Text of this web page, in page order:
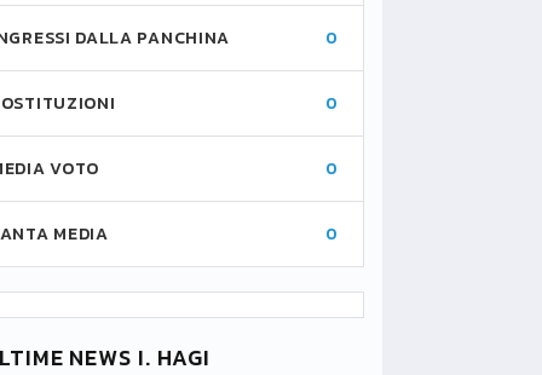
DALLA PANCHINA 0
0
VOTO 0
MEDIA 0
NEWS I. HAGI